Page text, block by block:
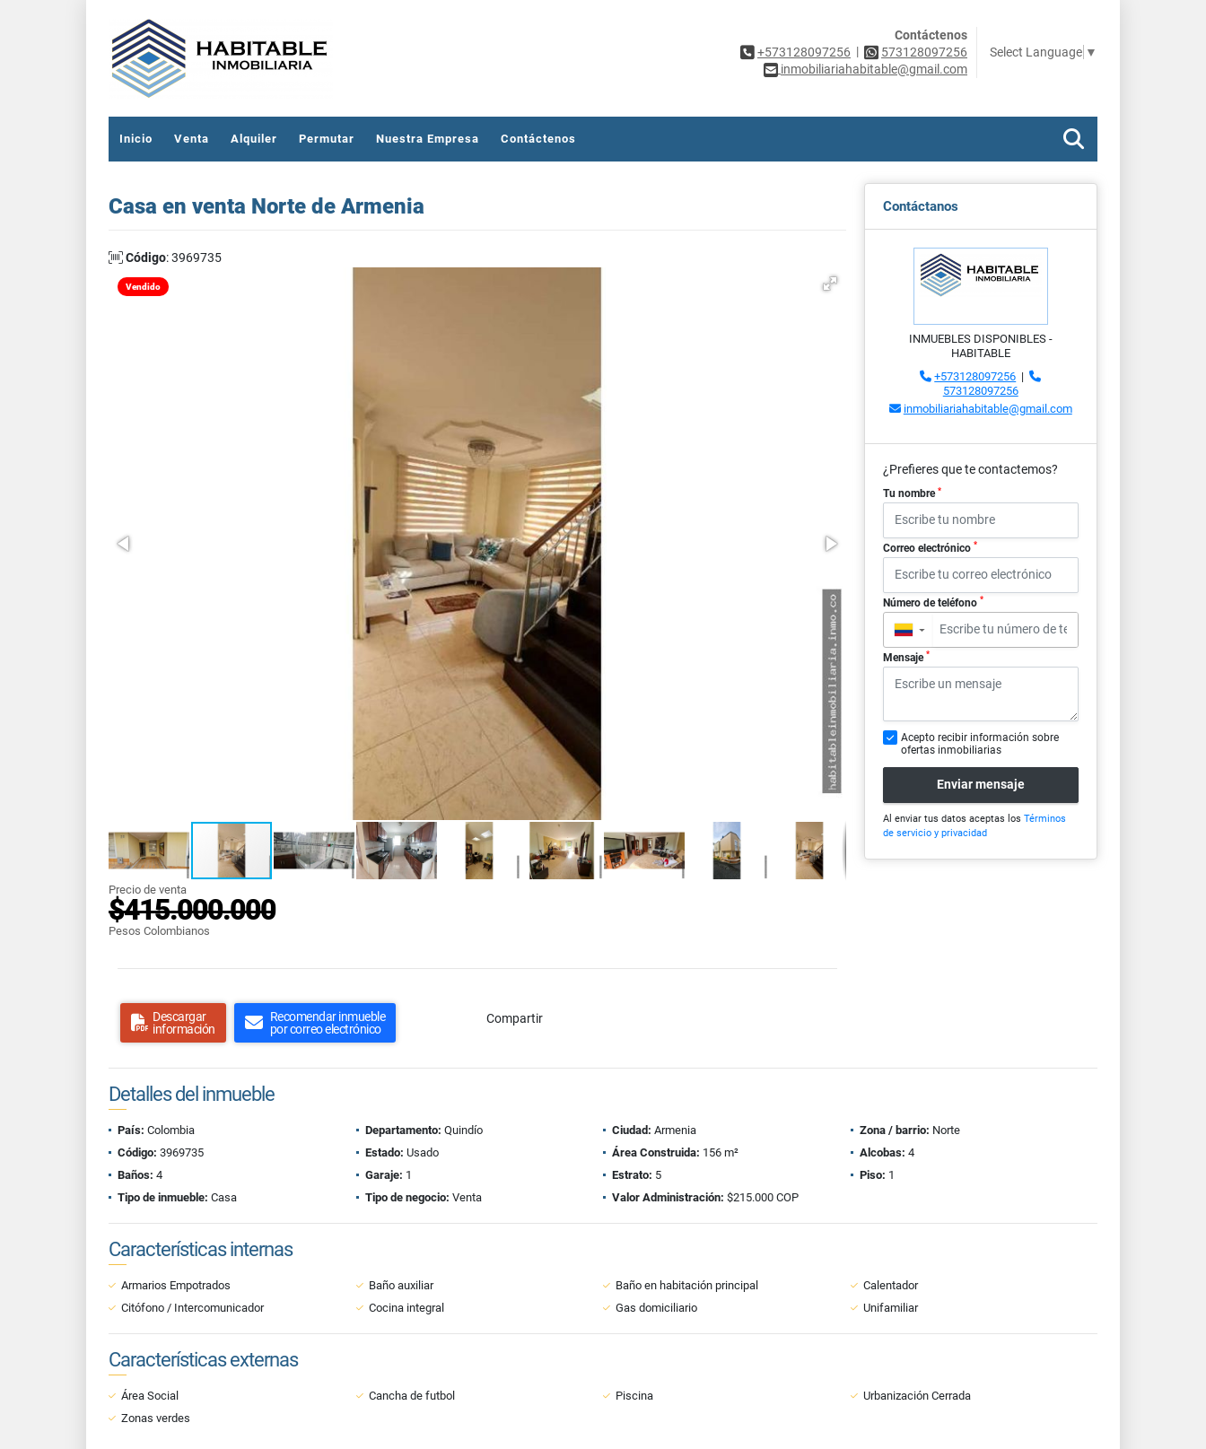
Contáctenos
+573128097256 |
573128097256
inmobiliariahabitable@gmail.com
Select Language ▼
Inicio Venta Alquiler Permutar Nuestra Empresa Contáctenos
Casa en venta Norte de Armenia
Código: 3969735
Vendido
Precio de venta
$415.000.000
Pesos Colombianos
Descargar
información
Recomendar inmueble
por correo electrónico
Compartir
Contáctanos
INMUEBLES DISPONIBLES -
HABITABLE
+573128097256 |
573128097256
inmobiliariahabitable@gmail.com
¿Prefieres que te contactemos?
Tu nombre *
Correo electrónico *
Número de teléfono *
▼
Mensaje *
Acepto recibir información sobre
ofertas inmobiliarias
Enviar mensaje
Al enviar tus datos aceptas los Términos
de servicio y privacidad
Detalles del inmueble
País: Colombia Departamento: Quindío Ciudad: Armenia Zona / barrio: Norte
Código: 3969735 Estado: Usado Área Construida: 156 m² Alcobas: 4
Baños: 4 Garaje: 1 Estrato: 5 Piso: 1
Tipo de inmueble: Casa Tipo de negocio: Venta Valor Administración: $215.000 COP
Características internas
Armarios Empotrados Baño auxiliar Baño en habitación principal
Calentador
Citófono / Intercomunicador
Cocina integral Gas domiciliario Unifamiliar
Características externas
Área Social Cancha de futbol Piscina
Urbanización Cerrada
Zonas verdes